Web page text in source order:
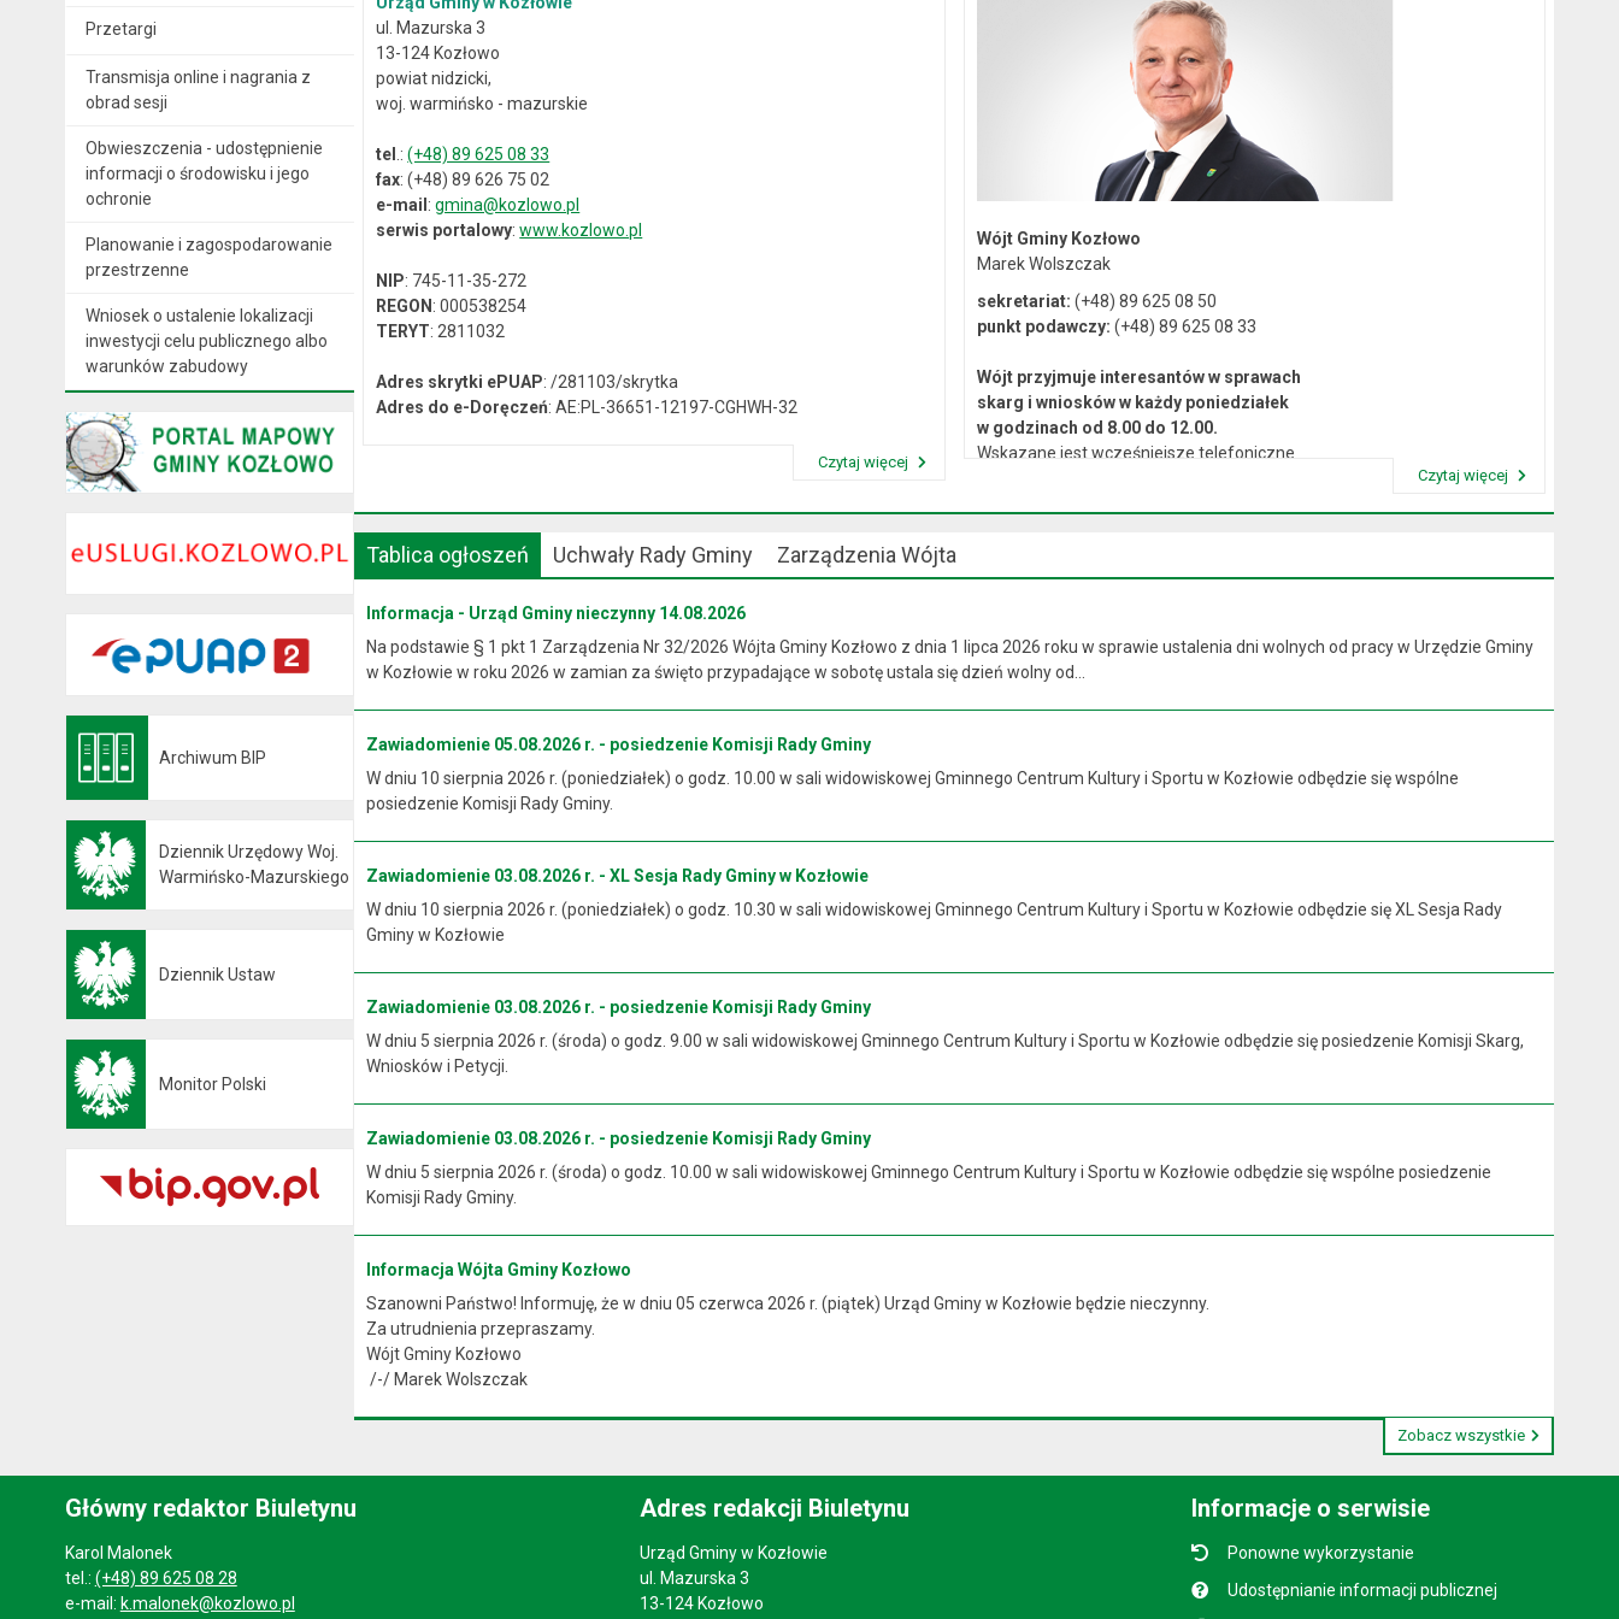
Przetargi
Transmisja online i nagrania z
obrad sesji
Obwieszczenia - udostępnienie
informacji o środowisku i jego
ochronie
Planowanie i zagospodarowanie
przestrzenne
Wniosek o ustalenie lokalizacji
inwestycji celu publicznego albo
warunków zabudowy
Archiwum BIP
Dziennik Urzędowy Woj.
Warmińsko-Mazurskiego
Dziennik Ustaw
Monitor Polski
ul. Mazurska 3
13-124 Kozłowo
powiat nidzicki,
woj. warmińsko - mazurskie
tel .:(+48) 89 625 08 33
fax: (+48) 89 626 75 02
e-mail :gmina@kozlowo.pl
serwis portalowy:www.kozlowo.pl
NIP: 745-11-35-272
REGON : 000538254
TERYT: 2811032
Adres skrytki ePUAP: /281103/skrytka
Adres do e-Doręczeń: AE:PL-36651-12197-CGHWH-32
Czytaj więcej
Wójt Gminy Kozłowo
Marek Wolszczak
sekretariat: (+48) 89 625 08 50
punkt podawczy: (+48) 89 625 08 33
Wójt przyjmuje interesantów w sprawach
skarg i wniosków w każdy poniedziałek
w godzinach od 8.00 do 12.00.
Wskazane jest wcześniejsze telefoniczne
Czytaj więcej
Tablica ogłoszeń Uchwały Rady Gminy Zarządzenia Wójta
Informacja - Urząd Gminy nieczynny 14.08.2026
Na podstawie § 1 pkt 1 Zarządzenia Nr 32/2026 Wójta Gminy Kozłowo z dnia 1 lipca 2026 roku w sprawie ustalenia dni wolnych od pracy w Urzędzie Gminy
w Kozłowie w roku 2026 w zamian za święto przypadające w sobotę ustala się dzień wolny od...
Zawiadomienie 05.08.2026 r. - posiedzenie Komisji Rady Gminy
W dniu 10 sierpnia 2026 r. (poniedziałek) o godz. 10.00 w sali widowiskowej Gminnego Centrum Kultury i Sportu w Kozłowie odbędzie się wspólne
posiedzenie Komisji Rady Gminy.
Zawiadomienie 03.08.2026 r. - XL Sesja Rady Gminy w Kozłowie
W dniu 10 sierpnia 2026 r. (poniedziałek) o godz. 10.30 w sali widowiskowej Gminnego Centrum Kultury i Sportu w Kozłowie odbędzie się XL Sesja Rady
Gminy w Kozłowie
Zawiadomienie 03.08.2026 r. - posiedzenie Komisji Rady Gminy
W dniu 5 sierpnia 2026 r. (środa) o godz. 9.00 w sali widowiskowej Gminnego Centrum Kultury i Sportu w Kozłowie odbędzie się posiedzenie Komisji Skarg,
Wniosków i Petycji.
Zawiadomienie 03.08.2026 r. - posiedzenie Komisji Rady Gminy
W dniu 5 sierpnia 2026 r. (środa) o godz. 10.00 w sali widowiskowej Gminnego Centrum Kultury i Sportu w Kozłowie odbędzie się wspólne posiedzenie
Komisji Rady Gminy.
Informacja Wójta Gminy Kozłowo
Szanowni Państwo! Informuję, że w dniu 05 czerwca 2026 r. (piątek) Urząd Gminy w Kozłowie będzie nieczynny.
Za utrudnienia przepraszamy.
Wójt Gminy Kozłowo
/-/ Marek Wolszczak
Zobacz wszystkie
Główny redaktor Biuletynu
Karol Malonek
tel.: (+48) 89 625 08 28
e-mail: k.malonek@kozlowo.pl
Adres redakcji Biuletynu
Urząd Gminy w Kozłowie
ul. Mazurska 3
13-124 Kozłowo
Informacje o serwisie
Ponowne wykorzystanie
Udostępnianie informacji publicznej